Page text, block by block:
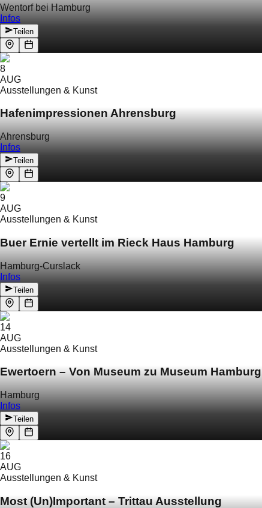
Wentorf bei Hamburg
Infos
Teilen
8
AUG
Ausstellungen & Kunst
Hafenimpressionen Ahrensburg
Ahrensburg
Infos
Teilen
9
AUG
Ausstellungen & Kunst
Buer Ernie vertellt im Rieck Haus Hamburg
Hamburg-Curslack
Infos
Teilen
14
AUG
Ausstellungen & Kunst
Ewertoern – Von Museum zu Museum Hamburg
Hamburg
Infos
Teilen
16
AUG
Ausstellungen & Kunst
Most (Un)Important – Trittau Ausstellung